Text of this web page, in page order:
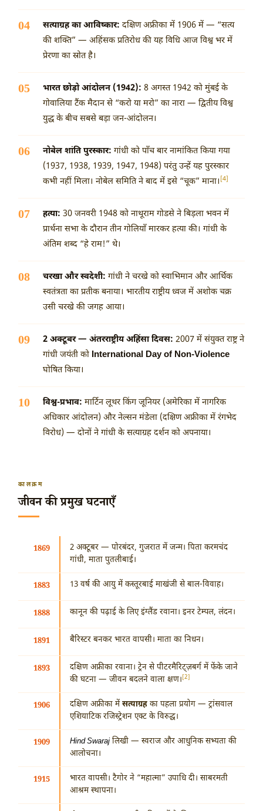
सत्याग्रह का आविष्कार: दक्षिण अफ्रीका में 1906 में — “सत्य
की शक्ति” — अहिंसक प्रतिरोध की यह विधि आज विश्व भर में
प्रेरणा का स्रोत है।
भारत छोड़ो आंदोलन (1942): 8 अगस्त 1942 को मुंबई के
गोवालिया टैंक मैदान से “करो या मरो” का नारा — द्वितीय विश्व
युद्ध के बीच सबसे बड़ा जन-आंदोलन।
नोबेल शांति पुरस्कार: गांधी को पाँच बार नामांकित किया गया
(1937, 1938, 1939, 1947, 1948) परंतु उन्हें यह पुरस्कार
कभी नहीं मिला। नोबेल समिति ने बाद में इसे “चूक” माना। [4]
हत्या: 30 जनवरी 1948 को नाथूराम गोडसे ने बिड़ला भवन में
प्रार्थना सभा के दौरान तीन गोलियाँ मारकर हत्या की। गांधी के
अंतिम शब्द “हे राम!” थे।
चरखा और स्वदेशी: गांधी ने चरखे को स्वाभिमान और आर्थिक
स्वतंत्रता का प्रतीक बनाया। भारतीय राष्ट्रीय ध्वज में अशोक चक्र
उसी चरखे की जगह आया।
2 अक्टूबर — अंतरराष्ट्रीय अहिंसा दिवस: 2007 में संयुक्त राष्ट्र ने
गांधी जयंती को International Day of Non-Violence
घोषित किया।
विश्व-प्रभाव: मार्टिन लूथर किंग जूनियर (अमेरिका में नागरिक
अधिकार आंदोलन) और नेल्सन मंडेला (दक्षिण अफ्रीका में रंगभेद
विरोध) — दोनों ने गांधी के सत्याग्रह दर्शन को अपनाया।
कालक्रम
जीवन की प्रमुख घटनाएँ
1869 2 अक्टूबर — पोरबंदर, गुजरात में जन्म। पिता करमचंद
गांधी, माता पुतलीबाई।
1883 13 वर्ष की आयु में कस्तूरबाई माखंजी से बाल-विवाह।
1888 कानून की पढ़ाई के लिए इंग्लैंड रवाना। इनर टेम्पल, लंदन।
1891 बैरिस्टर बनकर भारत वापसी। माता का निधन।
1893
दक्षिण अफ्रीका रवाना। ट्रेन से पीटरमैरिट्ज़बर्ग में फेंके जाने
की घटना — जीवन बदलने वाला क्षण। [2]
1906 दक्षिण अफ्रीका मेंसत्याग्रह का पहला प्रयोग — ट्रांसवाल
एशियाटिक रजिस्ट्रेशन एक्ट के विरुद्ध।
1909 Hind Swaraj लिखी — स्वराज और आधुनिक सभ्यता की
आलोचना।
1915
भारत वापसी। टैगोर ने “महात्मा” उपाधि दी। साबरमती
आश्रम स्थापना।